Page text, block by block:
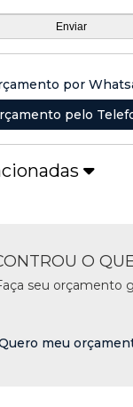
por
pelo
O
seu orçamento
meu